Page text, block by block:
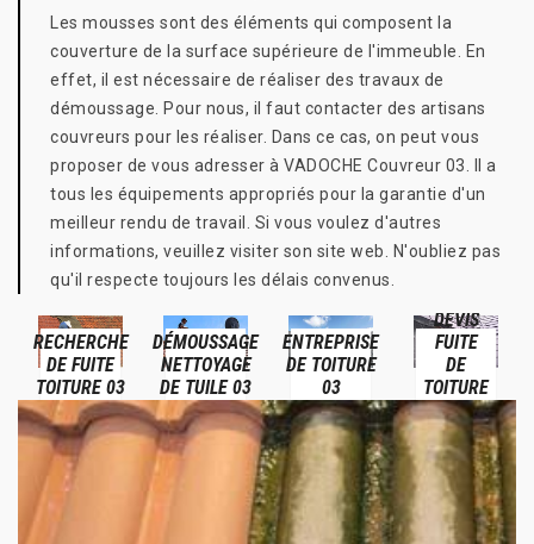
Les mousses sont des éléments qui composent la
couverture de la surface supérieure de l'immeuble. En
effet, il est nécessaire de réaliser des travaux de
démoussage. Pour nous, il faut contacter des artisans
couvreurs pour les réaliser. Dans ce cas, on peut vous
proposer de vous adresser à VADOCHE Couvreur 03. Il a
tous les équipements appropriés pour la garantie d'un
meilleur rendu de travail. Si vous voulez d'autres
informations, veuillez visiter son site web. N'oubliez pas
qu'il respecte toujours les délais convenus.
RECHERCHE
DE FUITE
TOITURE 03
DÉMOUSSAGE
NETTOYAGE
DE TUILE 03
ENTREPRISE
DE TOITURE
03
DEVIS
FUITE
DE
TOITURE
03